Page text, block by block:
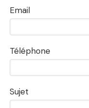
Email
Téléphone
Sujet